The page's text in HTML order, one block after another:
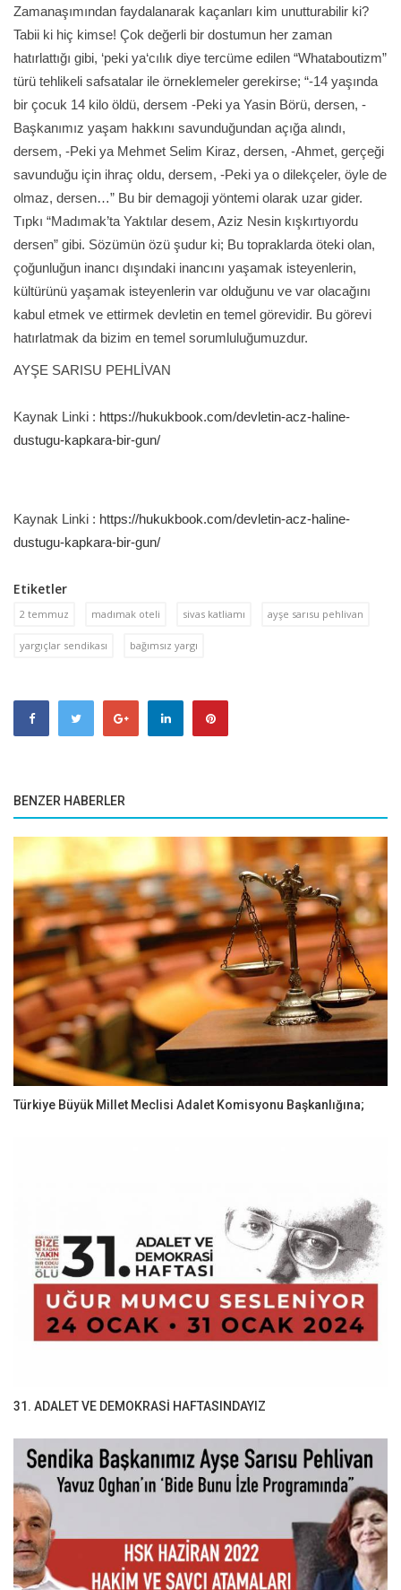
Zamanaşımından faydalanarak kaçanları kim unutturabilir ki?
Tabii ki hiç kimse! Çok değerli bir dostumun her zaman
hatırlattığı gibi, ‘peki ya‘cılık diye tercüme edilen “Whataboutizm”
türü tehlikeli safsatalar ile örneklemeler gerekirse; “-14 yaşında
bir çocuk 14 kilo öldü, dersem -Peki ya Yasin Börü, dersen, -
Başkanımız yaşam hakkını savunduğundan açığa alındı,
dersem, -Peki ya Mehmet Selim Kiraz, dersen, -Ahmet, gerçeği
savunduğu için ihraç oldu, dersem, -Peki ya o dilekçeler, öyle de
olmaz, dersen…” Bu bir demagoji yöntemi olarak uzar gider.
Tıpkı “Madımak’ta Yaktılar desem, Aziz Nesin kışkırtıyordu
dersen” gibi. Sözümün özü şudur ki; Bu topraklarda öteki olan,
çoğunluğun inancı dışındaki inancını yaşamak isteyenlerin,
kültürünü yaşamak isteyenlerin var olduğunu ve var olacağını
kabul etmek ve ettirmek devletin en temel görevidir. Bu görevi
hatırlatmak da bizim en temel sorumluluğumuzdur.
AYŞE SARISU PEHLİVAN
Kaynak Linki : https://hukukbook.com/devletin-acz-haline-
dustugu-kapkara-bir-gun/
Kaynak Linki : https://hukukbook.com/devletin-acz-haline-
dustugu-kapkara-bir-gun/
Etiketler
2 temmuz madımak oteli sivas katliamı ayşe sarısu pehlivan
yargıçlar sendikası bağımsız yargı
BENZER HABERLER
Türkiye Büyük Millet Meclisi Adalet Komisyonu Başkanlığına;
31. ADALET VE DEMOKRASİ HAFTASINDAYIZ